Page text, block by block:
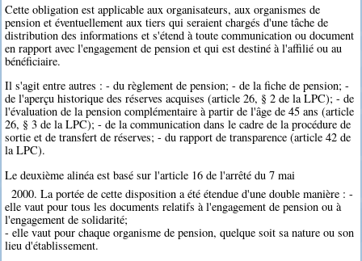
Cette obligation est applicable aux organisateurs, aux organismes de
pension et éventuellement aux tiers qui seraient chargés d'une tâche de
distribution des informations et s'étend à toute communication ou document
en rapport avec l'engagement de pension et qui est destiné à l'affilié ou au
bénéficiaire.
Il s'agit entre autres : - du règlement de pension; - de la fiche de pension; -
de l'aperçu historique des réserves acquises (article 26, § 2 de la LPC); - de
l'évaluation de la pension complémentaire à partir de l'âge de 45 ans (article
26, § 3 de la LPC); - de la communication dans le cadre de la procédure de
sortie et de transfert de réserves; - du rapport de transparence (article 42 de
la LPC).
Le deuxième alinéa est basé sur l'article 16 de l'arrêté du 7 mai
2000. La portée de cette disposition a été étendue d'une double manière : -
elle vaut pour tous les documents relatifs à l'engagement de pension ou à
l'engagement de solidarité;
- elle vaut pour chaque organisme de pension, quelque soit sa nature ou son
lieu d'établissement.